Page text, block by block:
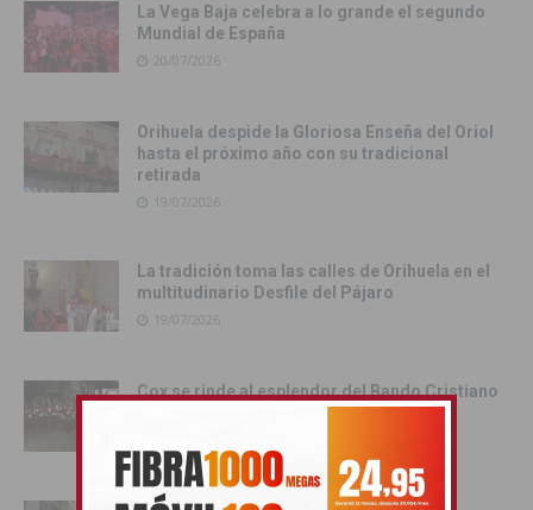
La Vega Baja celebra a lo grande el segundo
Mundial de España
20/07/2026
Orihuela despide la Gloriosa Enseña del Oriol
hasta el próximo año con su tradicional
retirada
19/07/2026
La tradición toma las calles de Orihuela en el
multitudinario Desfile del Pájaro
19/07/2026
Cox se rinde al esplendor del Bando Cristiano